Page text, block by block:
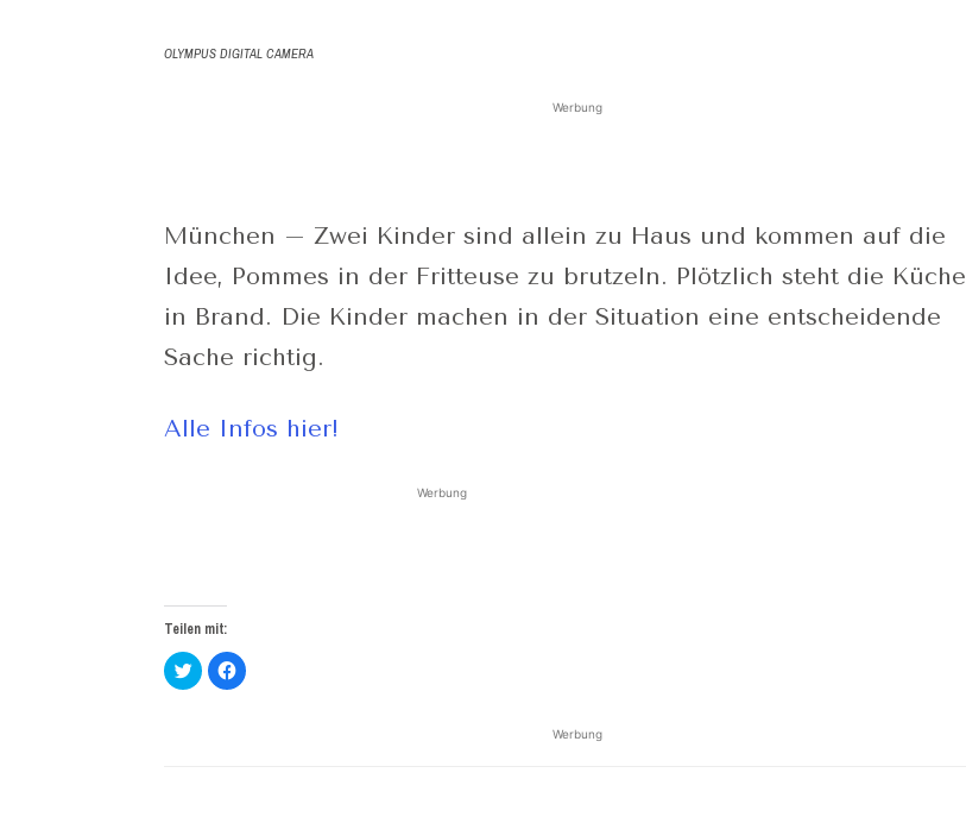
OLYMPUS DIGITAL CAMERA
Werbung
München – Zwei Kinder sind allein zu Haus und kommen auf die
Idee, Pommes in der Fritteuse zu brutzeln. Plötzlich steht die Küche
in Brand. Die Kinder machen in der Situation eine entscheidende
Sache richtig.
Alle Infos hier!
Werbung
Teilen mit:
Klick,
um
über
Klick,
um
Werbung